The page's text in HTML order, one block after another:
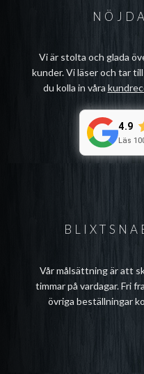
Vår målsättning är att
timmar på vardagar. Fri
övriga beställningar
Vi är stolta och glada
kunder. Vi läser och tar
du kolla in våra
4.9
Läs